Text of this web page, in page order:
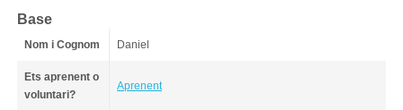
Base
Nom i Cognom Daniel
Ets aprenent o
voluntari?
Aprenent